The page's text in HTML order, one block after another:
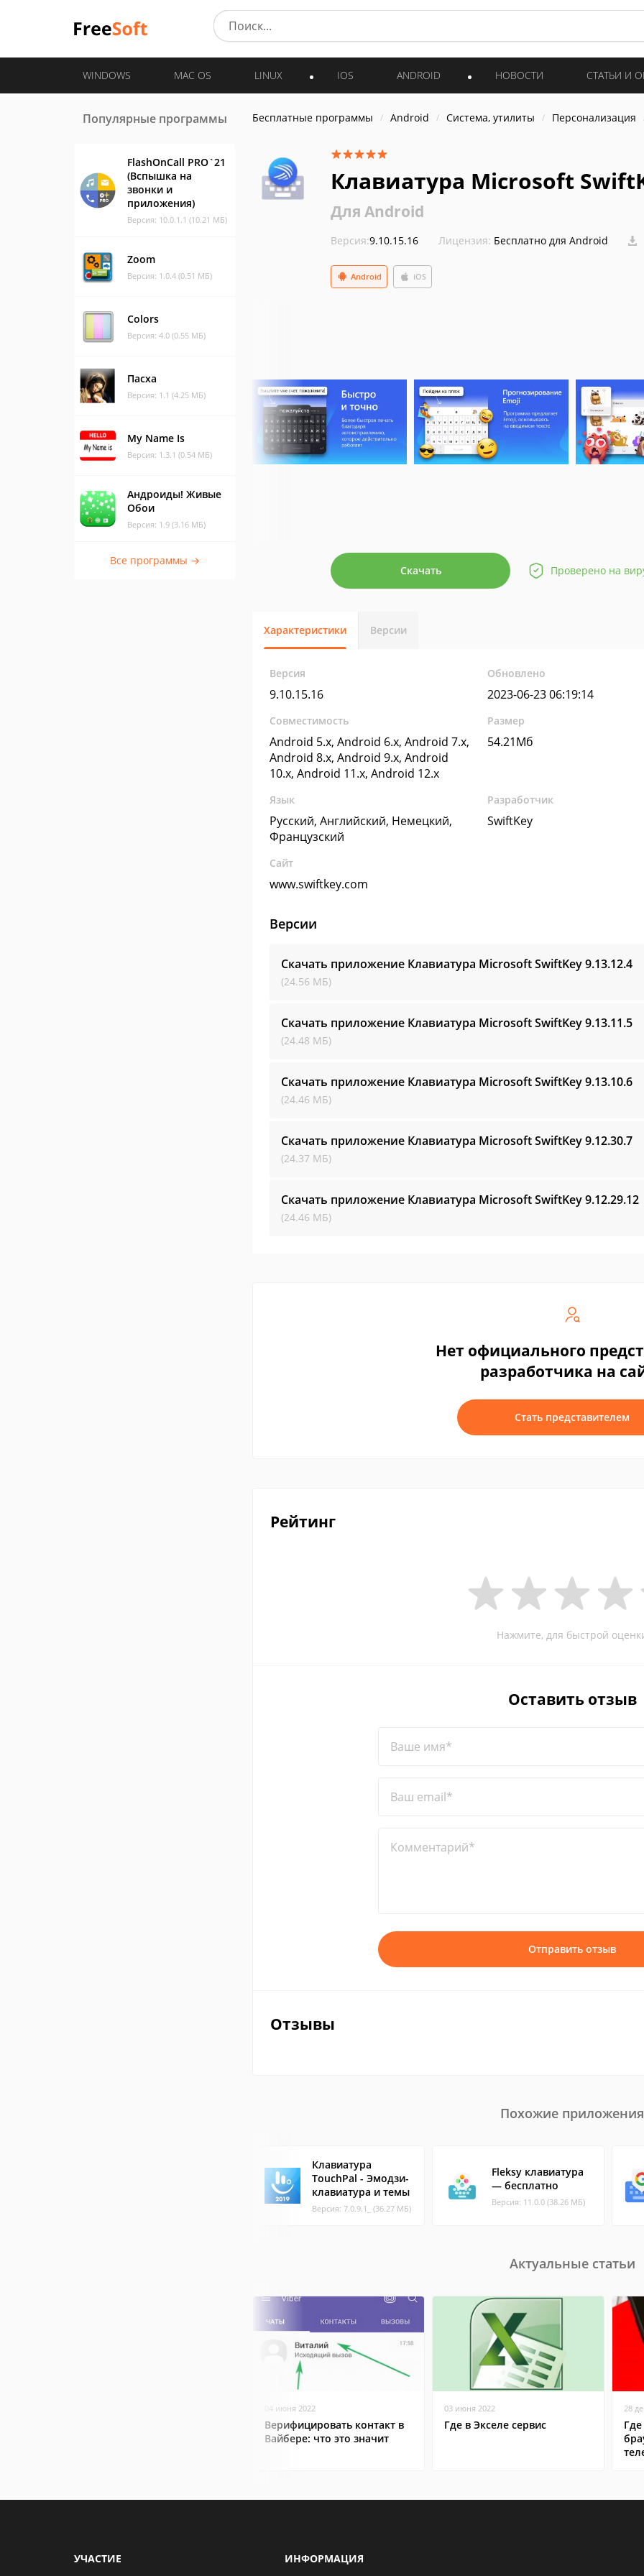
WINDOWS MAC OS LINUX IOS ANDROID НОВОСТИ СТАТЬИ И
Популярные программы
FlashOnCall PRO`21
(Вспышка на
звонки и
приложения)
Версия: 10.0.1.1 (10.21 МБ)
Zoom
Версия: 1.0.4 (0.51 МБ)
Colors
Версия: 4.0 (0.55 МБ)
Пасха
Версия: 1.1 (4.25 МБ)
My Name Is
Версия: 1.3.1 (0.54 МБ)
Андроиды! Живые
Обои
Версия: 1.9 (3.16 МБ)
Все программы →
Бесплатные программы Android Система, утилиты Персонализация
Клавиатура Microsoft
Для Android
Версия:9.10.15.16 Лицензия: Бесплатно для Android
Android iOS
Скачать Проверено на
Характеристики Версии
Версия
9.10.15.16
Обновлено
2023-06-23 06:19:14
Совместимость
Android 5.x, Android 6.x, Android 7.x,
Android 8.x, Android 9.x, Android
10.x, Android 11.x, Android 12.x
Размер
54.21Мб
Язык
Русский, Английский, Немецкий,
Французский
Разработчик
SwiftKey
Сайт
www.swiftkey.com
Версии
Скачать приложение Клавиатура Microsoft SwiftKey9.13.12.4
(24.56 МБ)
Скачать приложение Клавиатура Microsoft SwiftKey9.13.11.5
(24.48 МБ)
Скачать приложение Клавиатура Microsoft SwiftKey9.13.10.6
(24.46 МБ)
Скачать приложение Клавиатура Microsoft SwiftKey9.12.30.7
(24.37 МБ)
Скачать приложение Клавиатура Microsoft SwiftKey9.12.29.12
(24.46 МБ)
Нет официального
разработчика на
Стать представителем
Рейтинг
Нажмите, для быстрой
Оставить отзыв
Ваше имя*
Ваш email*
Комментарий*
Отправить отзыв
Отзывы
Похожие приложения
Клавиатура
TouchPal - Эмодзи-
клавиатура и темы
Версия: 7.0.9.1_ (36.27 МБ)
Fleksy клавиатура
— бесплатно
Версия: 11.0.0 (38.26 МБ)
Актуальные статьи
04 июня 2022
Верифицировать контакт в
Вайбере: что это значит
03 июня 2022
Где в Экселе сервис
28
УЧАСТИЕ ИНФОРМАЦИЯ